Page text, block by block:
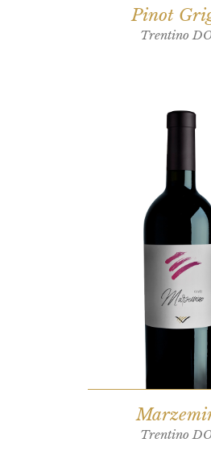
Pinot
Trentino
Trentino